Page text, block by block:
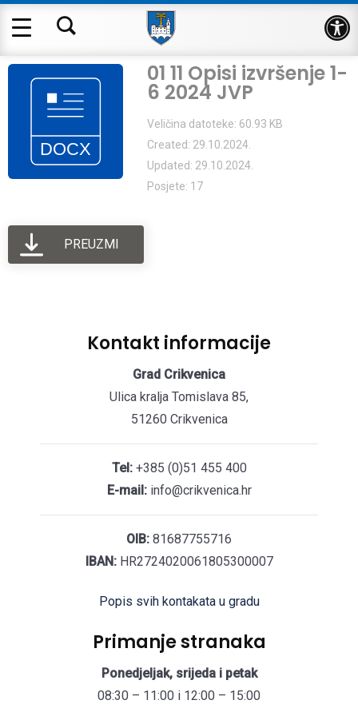
01 11 Opisi izvršenje 1-
6 2024 JVP
Veličina datoteke: 60.93 KB
Created: 29.10.2024.
Updated: 29.10.2024.
Posjete: 17
PREUZMI
Kontakt informacije
Grad Crikvenica
Ulica kralja Tomislava 85,
51260 Crikvenica
Tel:+385 (0)51 455 400
E-mail:info@crikvenica.hr
OIB: 81687755716
IBAN:HR2724020061805300007
Popis svih kontakata u gradu
Primanje stranaka
Ponedjeljak, srijeda i petak
08:30 – 11:00 i 12:00 – 15:00